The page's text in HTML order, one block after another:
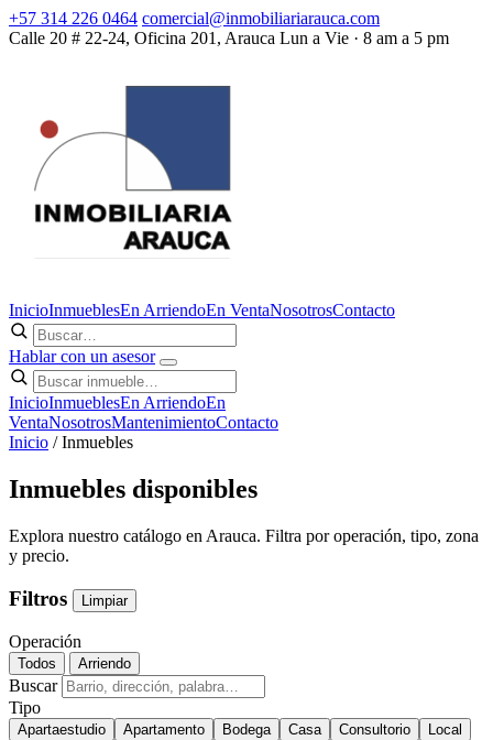
+57 314 226 0464 comercial@inmobiliariarauca.com
Calle 20 # 22-24, Oficina 201, Arauca Lun a Vie · 8 am a 5 pm
InicioInmueblesEn ArriendoEn VentaNosotrosContacto
Hablar con un asesor
InicioInmueblesEn ArriendoEn
VentaNosotrosMantenimientoContacto
Inicio / Inmuebles
Inmuebles disponibles
Explora nuestro catálogo en Arauca. Filtra por operación, tipo, zona
y precio.
Filtros Limpiar
Operación
Todos Arriendo
Buscar
Tipo
Apartaestudio Apartamento Bodega Casa Consultorio
Local